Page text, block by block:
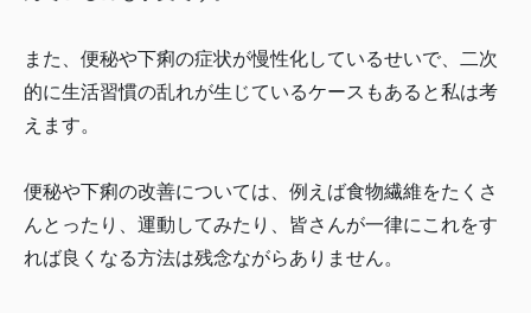
また、便秘や下痢の症状が慢性化しているせいで、二次
的に生活習慣の乱れが生じているケースもあると私は考
えます。
便秘や下痢の改善については、例えば食物繊維をたくさ
んとったり、運動してみたり、皆さんが一律にこれをす
れば良くなる方法は残念ながらありません。